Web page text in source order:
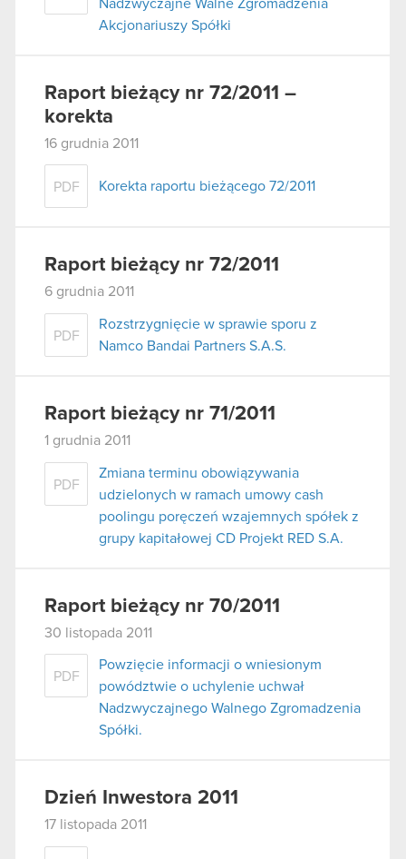
Nadzwyczajne Walne Zgromadzenia
Akcjonariuszy Spółki
Raport bieżący nr 72/2011 –
korekta
16 grudnia 2011
PDF Korekta raportu bieżącego 72/2011
Raport bieżący nr 72/2011
6 grudnia 2011
PDF
Rozstrzygnięcie w sprawie sporu z
Namco Bandai Partners S.A.S.
Raport bieżący nr 71/2011
1 grudnia 2011
PDF
Zmiana terminu obowiązywania
udzielonych w ramach umowy cash
poolingu poręczeń wzajemnych spółek z
grupy kapitałowej CD Projekt RED S.A.
Raport bieżący nr 70/2011
30 listopada 2011
PDF
Powzięcie informacji o wniesionym
powództwie o uchylenie uchwał
Nadzwyczajnego Walnego Zgromadzenia
Spółki.
Dzień Inwestora 2011
17 listopada 2011